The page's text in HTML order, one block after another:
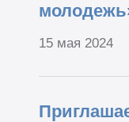
15 мая 2024